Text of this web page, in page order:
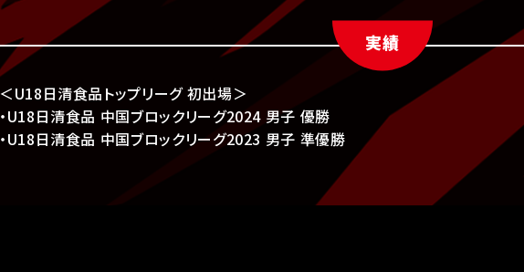
実績
＜U18日清食品トップリーグ 初出場＞
・U18日清食品 中国ブロックリーグ2024 男子 優勝
・U18日清食品 中国ブロックリーグ2023 男子 準優勝